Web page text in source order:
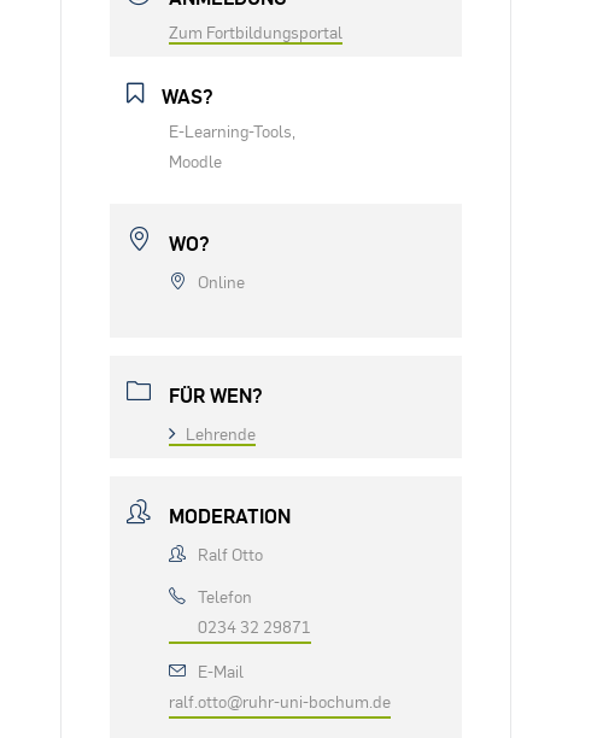
Zum Fortbildungsportal
WAS?
E-Learning-Tools,
Moodle
WO?
Online
FÜR WEN?
Lehrende
MODERATION
Ralf Otto
Telefon
0234 32 29871
E-Mail
ralf.otto@ruhr-uni-bochum.de